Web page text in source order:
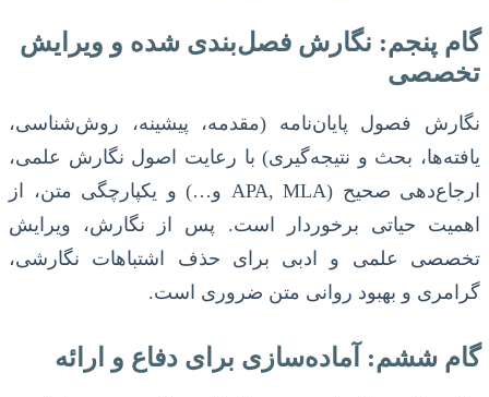
گام پنجم: نگارش فصل‌بندی شده و ویرایش
تخصصی
نگارش فصول پایان‌نامه (مقدمه، پیشینه، روش‌شناسی،
یافته‌ها، بحث و نتیجه‌گیری) با رعایت اصول نگارش علمی،
ارجاع‌دهی صحیح (APA, MLA و…) و یکپارچگی متن، از
اهمیت حیاتی برخوردار است. پس از نگارش، ویرایش
تخصصی علمی و ادبی برای حذف اشتباهات نگارشی،
گرامری و بهبود روانی متن ضروری است.
گام ششم: آماده‌سازی برای دفاع و ارائه